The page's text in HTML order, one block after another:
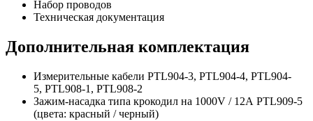
Набор проводов
Техническая документация
Дополнительная комплектация
Измерительные кабели PTL904-3, PTL904-4, PTL904-
5, PTL908-1, PTL908-2
Зажим-насадка типа крокодил на 1000V / 12А PTL909-5
(цвета: красный / черный)